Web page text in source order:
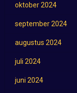
oktober 2024
september 2024
augustus 2024
juli 2024
juni 2024